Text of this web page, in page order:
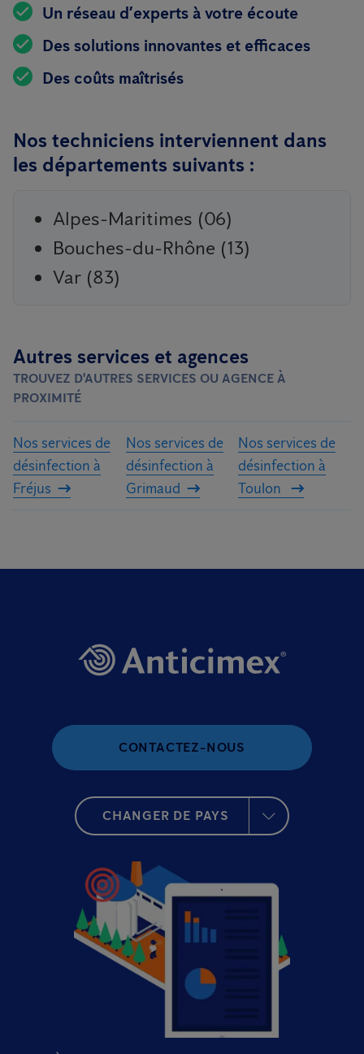
Un réseau d’experts à votre écoute
Des solutions innovantes et efficaces
Des coûts maîtrisés
Nos techniciens interviennent dans
les départements suivants :
Alpes-Maritimes (06)
Bouches-du-Rhône (13)
Var (83)
Autres services et agences
TROUVEZ D'AUTRES SERVICES OU AGENCE À
PROXIMITÉ
Nos services de
désinfection à
Fréjus
Nos services de
désinfection à
Grimaud
Nos services de
désinfection à
Toulon
CONTACTEZ-NOUS
CHANGER DE PAYS